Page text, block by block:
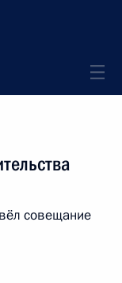
совещание